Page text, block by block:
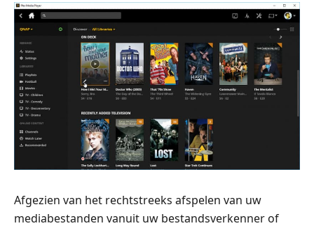
Afgezien van het rechtstreeks afspelen van uw
mediabestanden vanuit uw bestandsverkenner of